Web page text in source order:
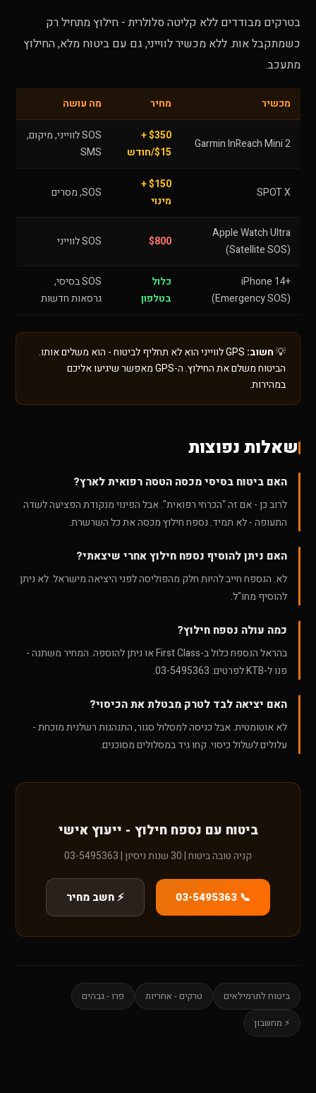
בטרקים מבודדים ללא קליטה סלולרית - חילוץ מתחיל רק
כשמתקבל אות. ללא מכשיר לווייני, גם עם ביטוח מלא, החילוץ
מתעכב.
מכשיר מחיר מה עושה
Garmin InReach Mini 2
$350 +
$15/חודש
SOS לווייני, מיקום,
SMS
SPOT X
$150 +
מינוי
SOS, מסרים
Apple Watch Ultra
(Satellite SOS)
$800 SOS לווייני
iPhone 14+
(Emergency SOS)
כלול
בטלפון
SOS בסיסי,
גרסאות חדשות
💡חשוב:
GPS לווייני הוא לא תחליף לביטוח - הוא משלים אותו.
הביטוח משלם את החילוץ. ה-GPS מאפשר שיגיעו אליכם
במהירות.
שאלות נפוצות
האם ביטוח בסיסי מכסה הטסה רפואית לארץ?
לרוב כן - אם זה "הכרחי רפואית". אבל הפינוי מנקודת הפציעה לשדה
התעופה - לא תמיד. נספח חילוץ מכסה את כל השרשרת.
האם ניתן להוסיף נספח חילוץ אחרי שיצאתי?
לא. הנספח חייב להיות חלק מהפוליסה לפני היציאה מישראל. לא ניתן
להוסיף מחו"ל.
כמה עולה נספח חילוץ?
בהראל הנספח כלול ב-First Class או ניתן להוספה. המחיר משתנה -
פנו ל-KTB לפרטים: 03-5495363.
האם יציאה לבד לטרק מבטלת את הכיסוי?
לא אוטומטית. אבל כניסה למסלול סגור, התנהגות רשלנית מוכחת -
עלולים לשלול כיסוי. קחו גיד במסלולים מסוכנים.
ביטוח עם נספח חילוץ - ייעוץ אישי
קניה טובה ביטוח | 30 שנות ניסיון | 03-5495363
📞 03-5495363 ⚡ חשב מחיר
ביטוח לתרמילאים טרקים - אחריות
פרו - גבהים
⚡ מחשבון